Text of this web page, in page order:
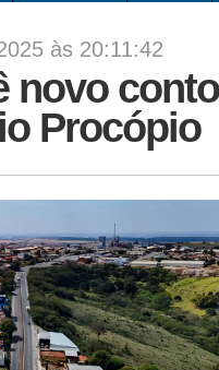
às 20:11:42
novo
Procópio